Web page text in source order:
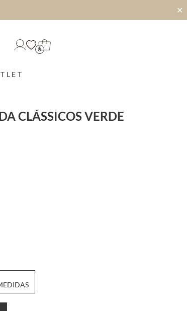
✕
0
CLÁSSICOS VERDE